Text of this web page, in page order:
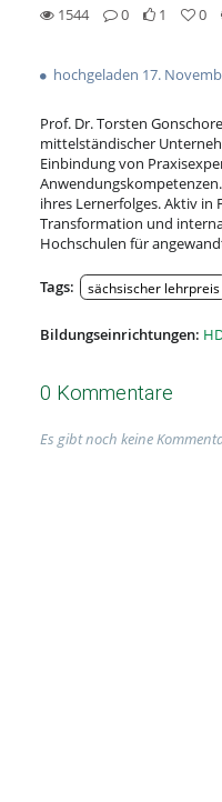
1544
0
1
0
hochgeladen 17.
Prof. Dr. Torsten
mittelständischer
Einbindung von
ihres Lernerfolges. Aktiv in
Transformation und
Hochschulen für
Tags: sächsischer lehrpreis
Bildungseinrichtungen:
0 Kommentare
Es gibt noch keine